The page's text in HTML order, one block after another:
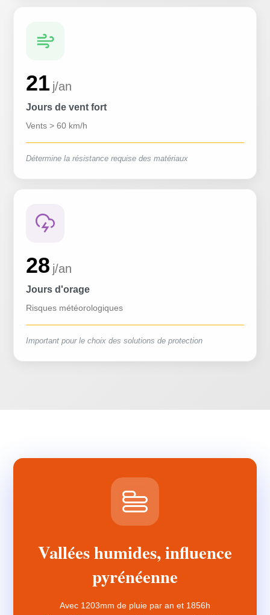
21 j/an
Jours de vent fort
Vents > 60 km/h
Détermine la résistance requise des matériaux
28 j/an
Jours d'orage
Risques météorologiques
Important pour le choix des solutions de protection
Vallées humides, influence
pyrénéenne
Avec 1203mm de pluie par an et 1856h